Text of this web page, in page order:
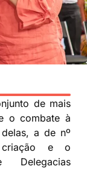
de mais
o combate à
a de nº
criação e o
Delegacias